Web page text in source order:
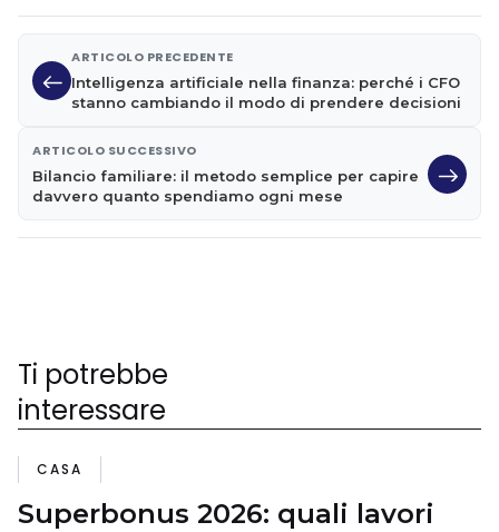
ARTICOLO PRECEDENTE
Intelligenza artificiale nella finanza: perché i CFO
stanno cambiando il modo di prendere decisioni
ARTICOLO SUCCESSIVO
Bilancio familiare: il metodo semplice per capire
davvero quanto spendiamo ogni mese
Ti potrebbe
interessare
CASA
Superbonus 2026: quali lavori